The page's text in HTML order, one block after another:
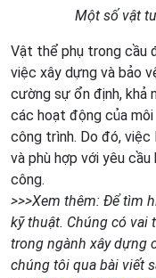
Một số vật
Vật thể phụ trong cầu
việc xây dựng và bảo
cường sự ổn định, khả
các hoạt động của
công trình. Do đó,
và phù hợp với yêu
công.
>>>Xem thêm: Để tìm
kỹ thuật. Chúng có vai
trong ngành xây dựng
chúng tôi qua bài viết